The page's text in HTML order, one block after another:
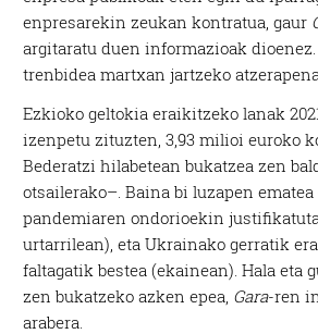
enpresarekin zeukan kontratua, gaur
argitaratu duen informazioak dioenez.
trenbidea martxan jartzeko atzerapena
Ezkioko geltokia eraikitzeko lanak
izenpetu zituzten, 3,93 milioi euroko
Bederatzi hilabetean bukatzea zen
otsailerako–. Baina bi luzapen ematea
pandemiaren ondorioekin
urtarrilean), eta Ukrainako gerratik
faltagatik bestea (ekainean). Hala eta
zen bukatzeko azken epea, Gara-ren
arabera.